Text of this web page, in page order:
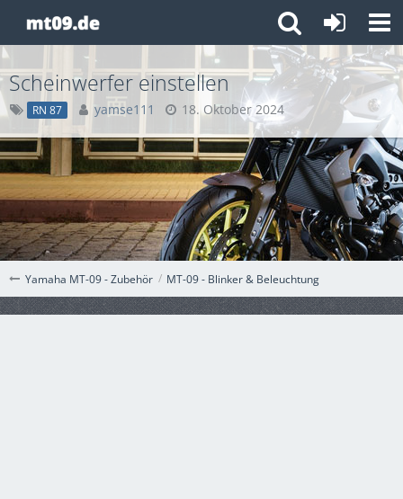
Yamaha MT-09 - Zubehör MT-09 - Blinker & Beleuchtung
Scheinwerfer einstellen
RN 87 yamse111 18. Oktober 2024